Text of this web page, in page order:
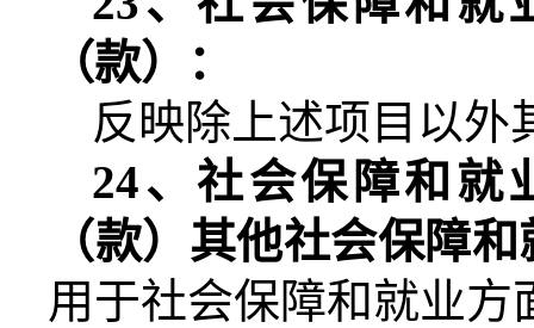
（款）：
反映除上述项目以外
24、社会保障和就
（款）其他社会保障
用于社会保障和就业方